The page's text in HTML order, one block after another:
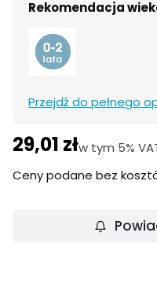
Rekomendacja
Przejdź do pełnego
Cena
29,01 złw tym 5%
w tym 5%
Ceny podane bez